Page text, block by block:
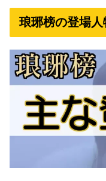
琅琊榜の登場人